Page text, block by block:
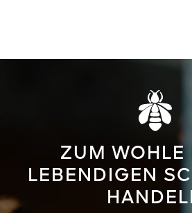
ZUM WOHLE
LEBENDIGEN